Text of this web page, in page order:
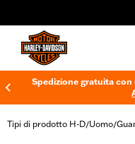
Spedizione gratuita
Tipi di prodotto H-D/Uomo/